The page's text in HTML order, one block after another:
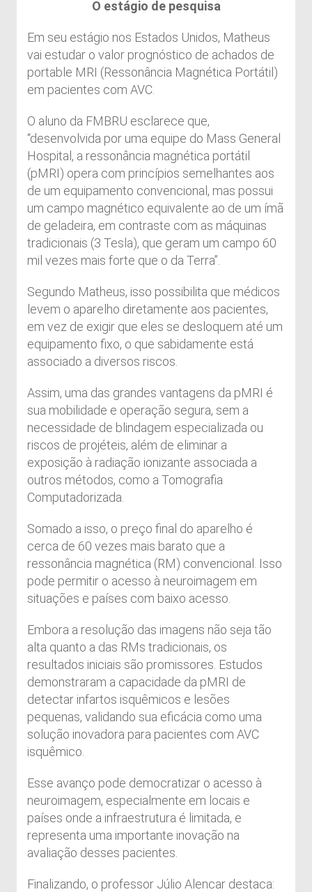
O estágio de pesquisa
Em seu estágio nos Estados Unidos, Matheus
vai estudar o valor prognóstico de achados de
portable MRI (Ressonância Magnética Portátil)
em pacientes com AVC.
O aluno da FMBRU esclarece que,
“desenvolvida por uma equipe do Mass General
Hospital, a ressonância magnética portátil
(pMRI) opera com princípios semelhantes aos
de um equipamento convencional, mas possui
um campo magnético equivalente ao de um ímã
de geladeira, em contraste com as máquinas
tradicionais (3 Tesla), que geram um campo 60
mil vezes mais forte que o da Terra”.
Segundo Matheus, isso possibilita que médicos
levem o aparelho diretamente aos pacientes,
em vez de exigir que eles se desloquem até um
equipamento fixo, o que sabidamente está
associado a diversos riscos.
Assim, uma das grandes vantagens da pMRI é
sua mobilidade e operação segura, sem a
necessidade de blindagem especializada ou
riscos de projéteis, além de eliminar a
exposição à radiação ionizante associada a
outros métodos, como a Tomografia
Computadorizada.
Somado a isso, o preço final do aparelho é
cerca de 60 vezes mais barato que a
ressonância magnética (RM) convencional. Isso
pode permitir o acesso à neuroimagem em
situações e países com baixo acesso.
Embora a resolução das imagens não seja tão
alta quanto a das RMs tradicionais, os
resultados iniciais são promissores. Estudos
demonstraram a capacidade da pMRI de
detectar infartos isquêmicos e lesões
pequenas, validando sua eficácia como uma
solução inovadora para pacientes com AVC
isquêmico.
Esse avanço pode democratizar o acesso à
neuroimagem, especialmente em locais e
países onde a infraestrutura é limitada, e
representa uma importante inovação na
avaliação desses pacientes.
Finalizando, o professor Júlio Alencar destaca: